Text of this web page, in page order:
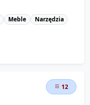
Meble
Narzędzia
12